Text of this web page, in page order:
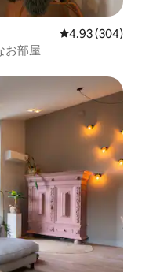
レビュー304
4.93 (304)
お部屋